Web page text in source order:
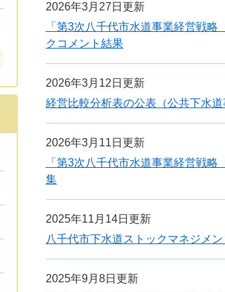
2026年3月27日更新
「第3次八千代市水道事業経営戦
クコメント結果
2026年3月12日更新
経営比較分析表の公表（公共下水道
2026年3月11日更新
「第3次八千代市水道事業経営戦
集
2025年11月14日更新
八千代市下水道ストックマネジメ
2025年9月8日更新